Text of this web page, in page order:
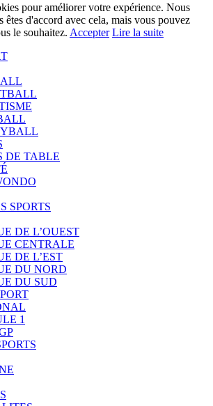
pour améliorer votre expérience. Nous
êtes d'accord avec cela, mais vous pouvez
le souhaitez. Accepter Lire la suite
DE TABLE
SPORTS
DE L’OUEST
CENTRALE
DE L’EST
DU NORD
DU SUD
1